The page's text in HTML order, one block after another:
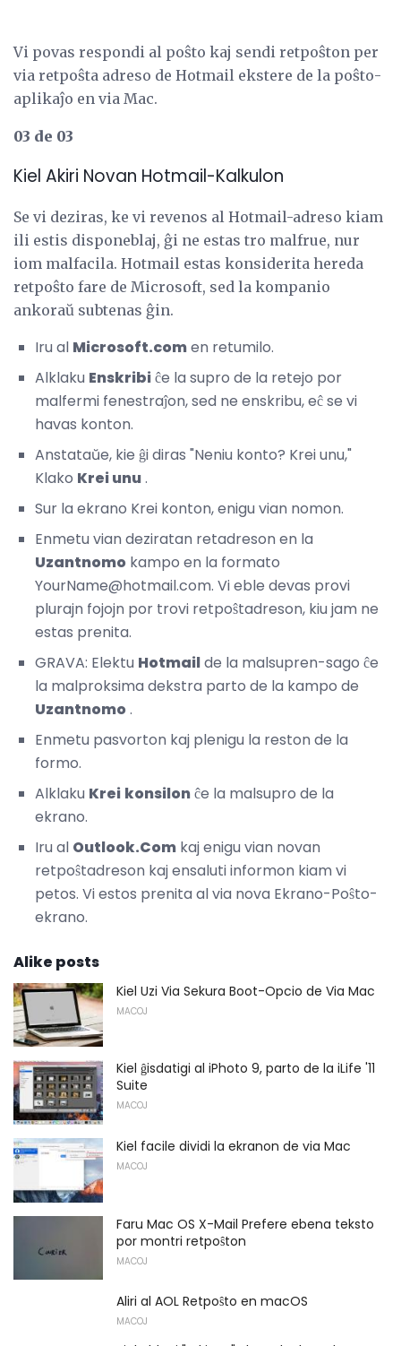
Vi povas respondi al poŝto kaj sendi retpoŝton per
via retpoŝta adreso de Hotmail ekstere de la poŝto-
aplikaĵo en via Mac.
03 de 03
Kiel Akiri Novan Hotmail-Kalkulon
Se vi deziras, ke vi revenos al Hotmail-adreso kiam
ili estis disponeblaj, ĝi ne estas tro malfrue, nur
iom malfacila. Hotmail estas konsiderita hereda
retpoŝto fare de Microsoft, sed la kompanio
ankoraŭ subtenas ĝin.
Iru al Microsoft.comen retumilo.
Alklaku Enskribiĉe la supro de la retejo por
malfermi fenestraĵon, sed ne enskribu, eĉ se vi
havas konton.
Anstataŭe, kie ĝi diras "Neniu konto? Krei unu,"
Klako Krei unu.
Sur la ekrano Krei konton, enigu vian nomon.
Enmetu vian deziratan retadreson en la
Uzantnomo kampo en la formato
YourName@hotmail.com. Vi eble devas provi
plurajn fojojn por trovi retpoŝtadreson, kiu jam ne
estas prenita.
GRAVA: Elektu Hotmailde la malsupren-sago ĉe
la malproksima dekstra parto de la kampo de
Uzantnomo.
Enmetu pasvorton kaj plenigu la reston de la
formo.
Alklaku Krei konsilonĉe la malsupro de la
ekrano.
Iru al Outlook.Com kaj enigu vian novan
retpoŝtadreson kaj ensaluti informon kiam vi
petos. Vi estos prenita al via nova Ekrano-Poŝto-
ekrano.
Alike posts
Kiel Uzi Via Sekura Boot-Opcio de Via Mac
MACOJ
Kiel ĝisdatigi al iPhoto 9, parto de la iLife '11
Suite
MACOJ
Kiel facile dividi la ekranon de via Mac
MACOJ
Faru Mac OS X-Mail Prefere ebena teksto
por montri retpoŝton
MACOJ
Aliri al AOL Retpoŝto en macOS
MACOJ